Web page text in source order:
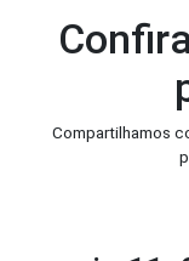
Compartilhamos